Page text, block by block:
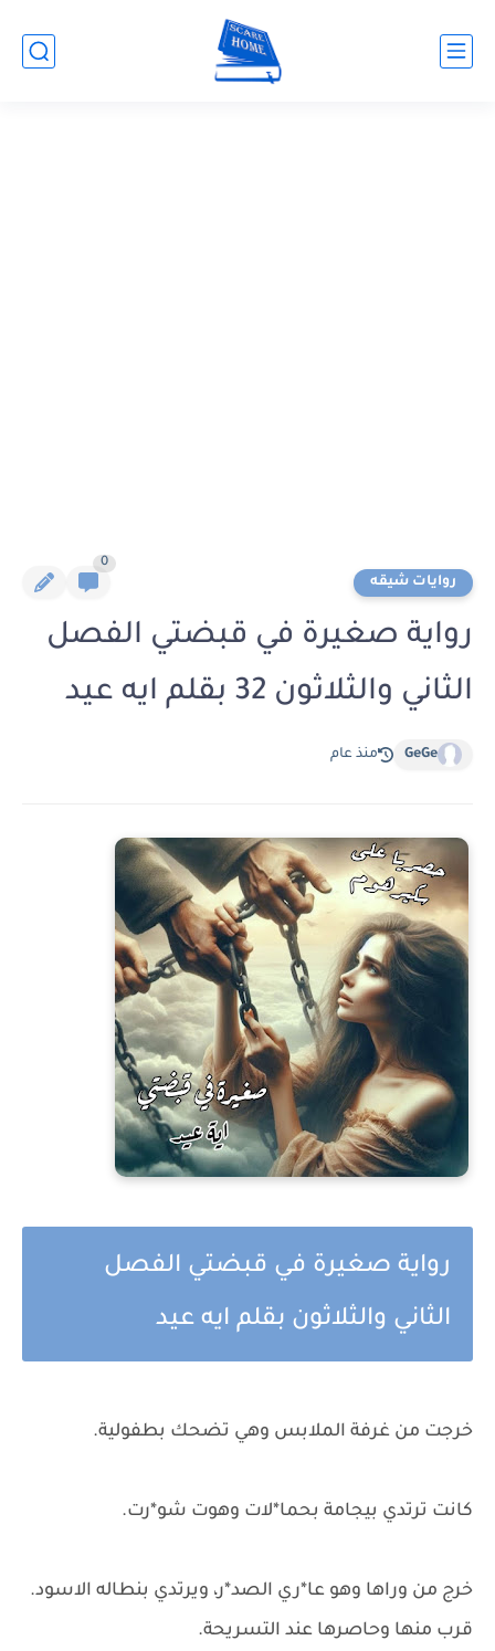
روايات شيقه
0
رواية صغيرة في قبضتي الفصل
الثاني والثلاثون 32 بقلم ايه عيد
GeGe منذ عام
رواية صغيرة في قبضتي الفصل
الثاني والثلاثون بقلم ايه عيد
خرجت من غرفة الملابس وهي تضحك بطفولية.
كانت ترتدي بيجامة بحما*لات وهوت شو*رت.
خرج من وراها وهو عا*ري الصد*ر، ويرتدي بنطاله الاسود.
قرب منها وحاصرها عند التسريحة.